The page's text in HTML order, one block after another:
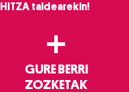
HITZA taldearekin!
+
GURE BERRI
ZOZKETAK